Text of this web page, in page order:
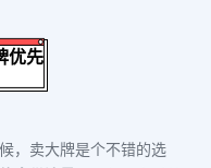
优先
，卖大牌是个不错的选